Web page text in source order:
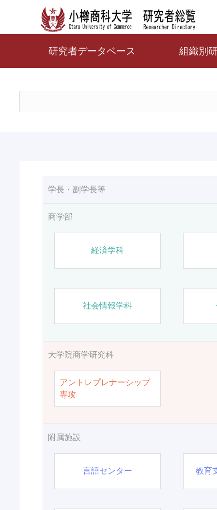
研究者データベース 組織別
学長・副学長等
商学部
経済学科
社会情報学科
大学院商学研究科
アントレプレナーシップ
専攻
附属施設
言語センター 教育